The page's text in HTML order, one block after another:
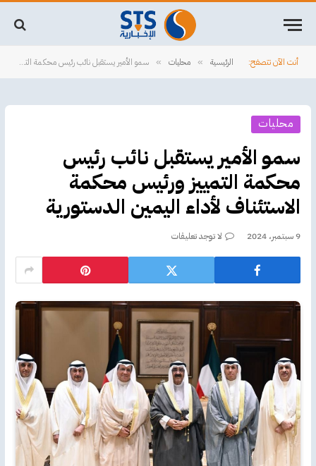
أنت الآن تتصفح: الرئيسية » محليات » سمو الأمير يستقبل نائب رئيس محكمة التمييز ورئيس محكمة الاستئناف لأداء اليمين الدستورية
محليات
سمو الأمير يستقبل نائب رئيس
محكمة التمييز ورئيس محكمة
الاستئناف لأداء اليمين الدستورية
9 سبتمبر، 2024 لا توجد تعليقات